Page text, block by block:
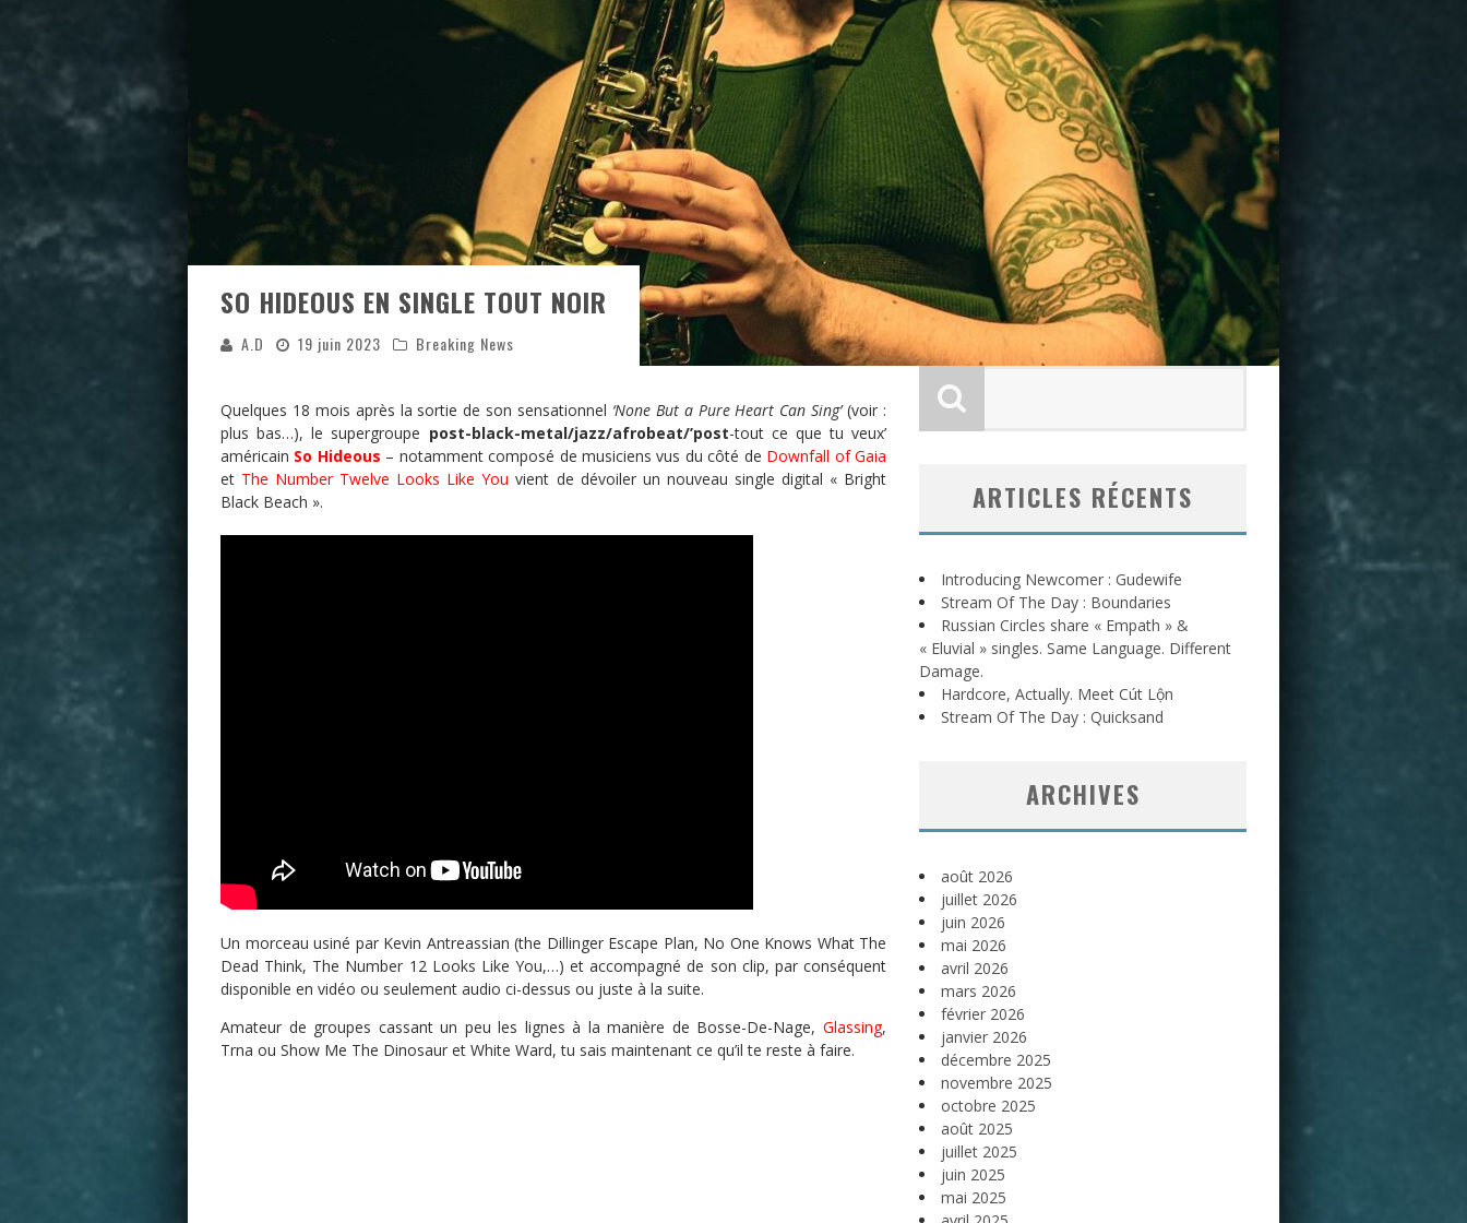
SO HIDEOUS EN SINGLE TOUT NOIR
A.D 19 juin 2023 Breaking News
Quelques 18 mois après la sortie de son sensationnel ‘None But a Pure Heart Can Sing’(voir :
plus bas…), le supergroupe post-black-metal/jazz/afrobeat/’post-tout ce que tu veux’
américain So Hideous – notamment composé de musiciens vus du côté de Downfall of Gaia
et The Number Twelve Looks Like You vient de dévoiler un nouveau single digital « Bright
Black Beach ».
Un morceau usiné par Kevin Antreassian (the Dillinger Escape Plan, No One Knows What The
Dead Think, The Number 12 Looks Like You,…) et accompagné de son clip, par conséquent
disponible en vidéo ou seulement audio ci-dessus ou juste à la suite.
Amateur de groupes cassant un peu les lignes à la manière de Bosse-De-Nage, Glassing,
Trna ou Show Me The Dinosaur et White Ward, tu sais maintenant ce qu’il te reste à faire.
ARTICLES RÉCENTS
Introducing Newcomer : Gudewife
Stream Of The Day : Boundaries
Russian Circles share « Empath » &
« Eluvial » singles. Same Language. Different
Damage.
Hardcore, Actually. Meet Cút Lộn
Stream Of The Day : Quicksand
ARCHIVES
août 2026
juillet 2026
juin 2026
mai 2026
avril 2026
mars 2026
février 2026
janvier 2026
décembre 2025
novembre 2025
octobre 2025
août 2025
juillet 2025
juin 2025
mai 2025